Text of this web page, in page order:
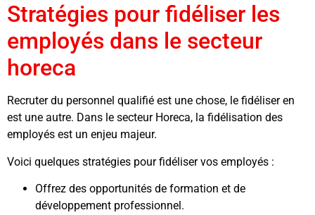
Stratégies pour fidéliser les
employés dans le secteur
horeca
Recruter du personnel qualifié est une chose, le fidéliser en
est une autre. Dans le secteur Horeca, la fidélisation des
employés est un enjeu majeur.
Voici quelques stratégies pour fidéliser vos employés :
Offrez des opportunités de formation et de
développement professionnel.